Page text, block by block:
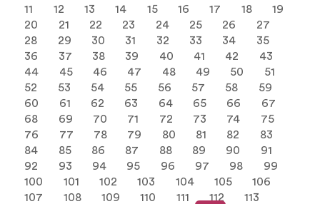
11
12 13 14 15 16 17 18
19
20
21 22 23 24 25 26
27
28
29 30 31 32 33 34
35
36
37 38 39 40 41 42
43
44
45 46 47 48 49 50
51
52
53 54 55 56 57 58
59
60
61 62 63 64 65 66
67
68
69 70 71 72 73 74
75
76
77 78 79 80 81 82
83
84
85 86 87 88 89 90
91
92
93 94 95 96 97 98
99
100
101 102 103 104 105
106
107
108 109 110 111 112
113